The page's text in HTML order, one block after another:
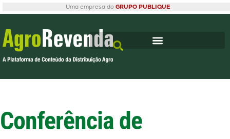
Uma empresa do GRUPO PUBLIQUE
Conferência de